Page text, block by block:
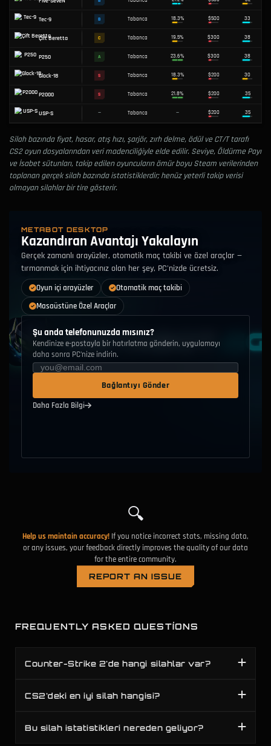
TÜFEK HAFIF MAKINELI TABANCA
≤ $1,000 $1,001–$2,500 $2,501–$3,500 > $3,500
Desert Eagle S Tabanca 29.3%
R8 Revolver
Five-SeveN B Tabanca
Tec-9 B Tabanca
Çift Beretta C Tabanca
P250 A Tabanca 23.6%
Glock-18 S Tabanca 18.3%
P2000 S Tabanca
USP-S — Tabanca
Silah bazında fiyat, hasar, atış hızı, şarjör, zırh delme, ödül ve CT/T tarafı
CS2 oyun dosyalarından veri madenciliğiyle elde edilir. Seviye, Öldürme Payı
ve İsabet sütunları, takip edilen oyuncuların ömür boyu Steam verilerinden
toplanan gerçek silah bazında istatistiklerdir; henüz yeterli takip verisi
olmayan silahlar bir tire gösterir.
METABOT DESKTOP
Kazandıran Avantajı Yakalayın
Gerçek zamanlı arayüzler, otomatik maç takibi ve özel araçlar —
tırmanmak için ihtiyacınız olan her şey, PC'nizde ücretsiz.
Oyun içi arayüzler
Otomatik maç takibi
Masaüstüne Özel Araçlar
Şu anda telefonunuzda mısınız?
Kendinize e-postayla bir hatırlatma gönderin, uygulamayı
daha sonra PC'nize indirin.
Bağlantıyı Gönder
Daha Fazla Bilgi
🔍
Help us maintain accuracy! If you notice incorrect stats, missing data,
or any issues, your feedback directly improves the quality of our data
for the entire community.
REPORT AN ISSUE
FREQUENTLY ASKED QUESTIONS
Counter-Strike 2'de hangi silahlar var?
CS2'deki en iyi silah hangisi?
Bu silah istatistikleri nereden geliyor?